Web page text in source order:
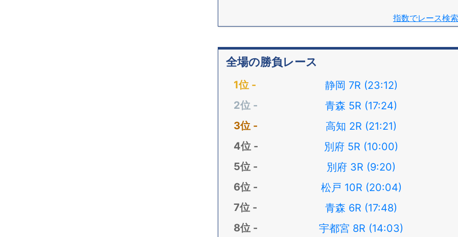
指数でレース検索
全場の勝負レース
静岡 7R (23:12)
青森 5R (17:24)
高知 2R (21:21)
別府 5R (10:00)
別府 3R (9:20)
松戸 10R (20:04)
青森 6R (17:48)
宇都宮 8R (14:03)